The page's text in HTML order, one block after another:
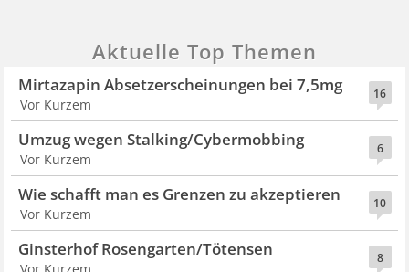
Aktuelle Top Themen
16
Mirtazapin Absetzerscheinungen bei 7,5mg
Vor Kurzem
6
Umzug wegen Stalking/Cybermobbing
Vor Kurzem
10
Wie schafft man es Grenzen zu akzeptieren
Vor Kurzem
8
Ginsterhof Rosengarten/Tötensen